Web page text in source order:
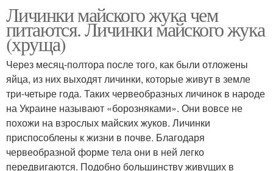
Личинки майского жука чем
питаются. Личинки майского жука
(хруща)
Через месяц-полтора после того, как были отложены
яйца, из них выходят личинки, которые живут в земле
три-четыре года. Таких червеобразных личинок в народе
на Украине называют «борозняками». Они вовсе не
похожи на взрослых майских жуков. Личинки
приспособлены к жизни в почве. Благодаря
червеобразной форме тела они в ней легко
передвигаются. Подобно большинству живущих в